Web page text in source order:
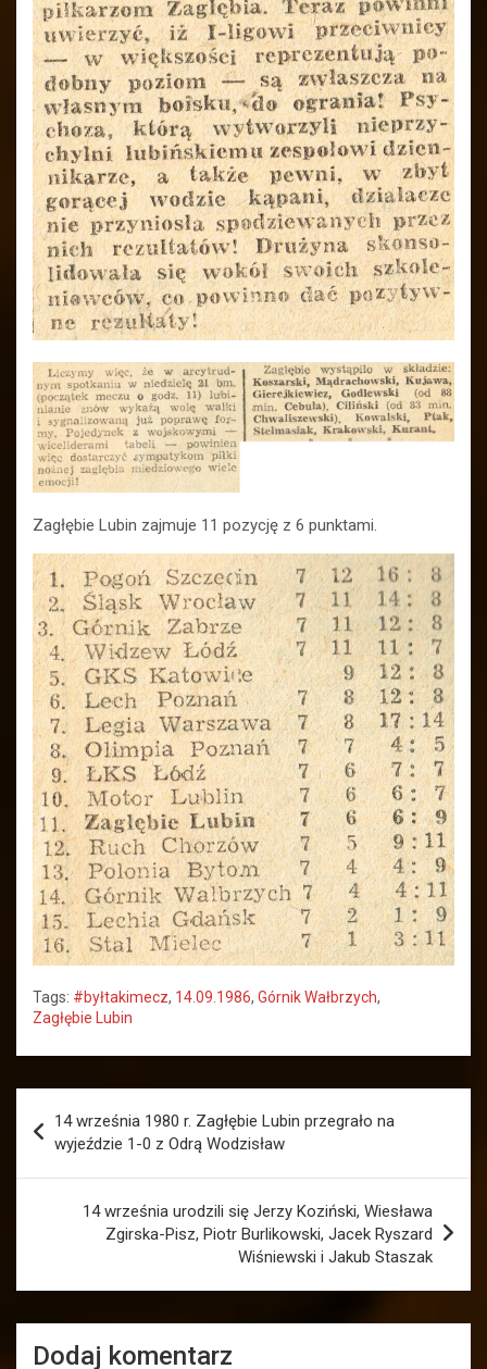
Zagłębie Lubin zajmuje 11 pozycję z 6 punktami.
Tags: #byłtakimecz, 14.09.1986, Górnik Wałbrzych,
Zagłębie Lubin
wpisu
14 września 1980 r. Zagłębie Lubin przegrało na
wyjeździe 1-0 z Odrą Wodzisław
14 września urodzili się Jerzy Koziński, Wiesława
Zgirska-Pisz, Piotr Burlikowski, Jacek Ryszard
Wiśniewski i Jakub Staszak
Dodaj komentarz